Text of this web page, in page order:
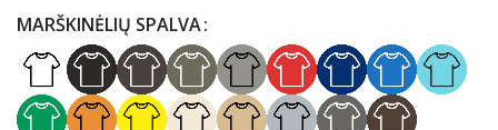
MARŠKINĖLIŲ SPALVA